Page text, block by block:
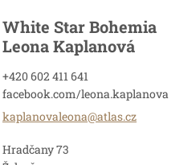
White Star Bohemia
Leona Kaplanová
+420 602 411 641
facebook.com/leona.kaplanova
kaplanovaleona@atlas.cz
Hradčany 73